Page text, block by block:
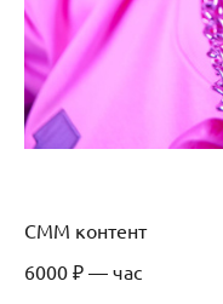
СММ контент
6000 ₽ — час